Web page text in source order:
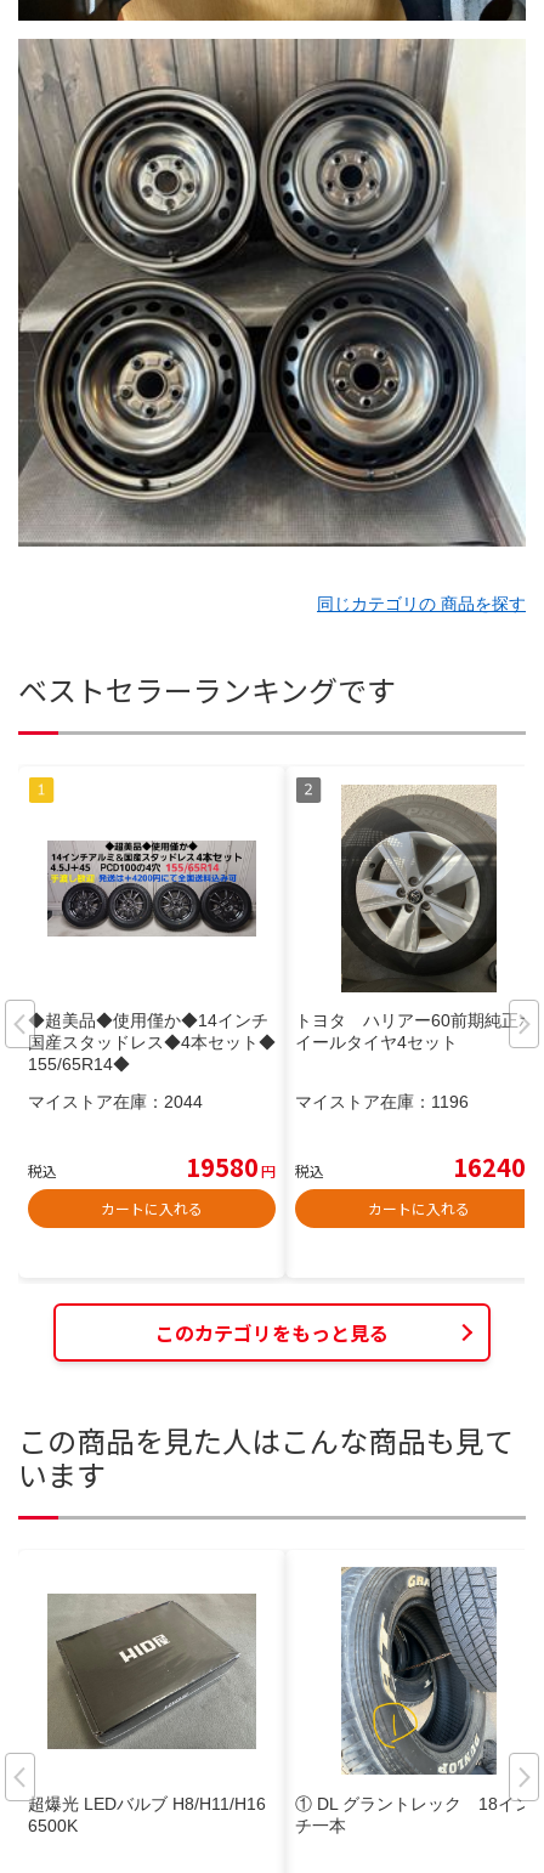
同じカテゴリの 商品を探す
ベストセラーランキングです
◆超美品◆使用僅か◆14インチ
国産スタッドレス◆4本セット◆
155/65R14◆
マイストア在庫： 2044
税込 19580円
カートに入れる
トヨタ ハリアー60前期純正ホ
イールタイヤ4セット
マイストア在庫： 1196
税込 16240
カートに入れる
このカテゴリをもっと見る
この商品を見た人はこんな商品も見て
います
超爆光 LEDバルブ H8/H11/H16
6500K
① DL グラントレック 18イン
チ一本